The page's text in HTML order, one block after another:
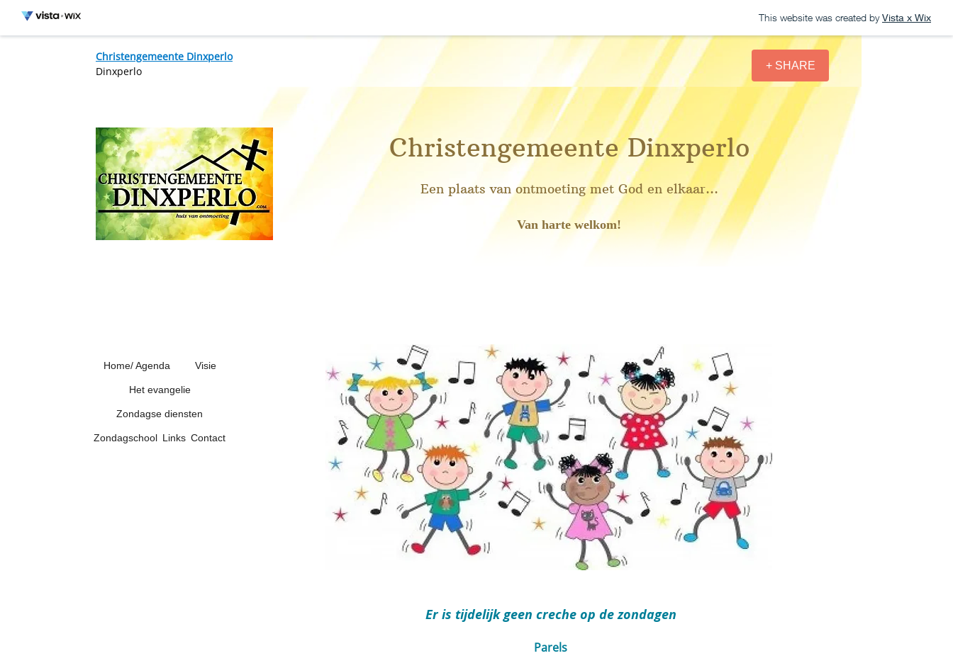
This website was created by Vista x Wix
Christengemeente Dinxperlo
Dinxperlo
+ SHARE
Christengemeente Dinxperlo
Een plaats van ontmoeting met God en elkaar...
Van harte welkom!
Home/ Agenda Visie
Het evangelie
Zondagse diensten
Zondagschool Links Contact
Er is tijdelijk geen creche op de zondagen
Parels